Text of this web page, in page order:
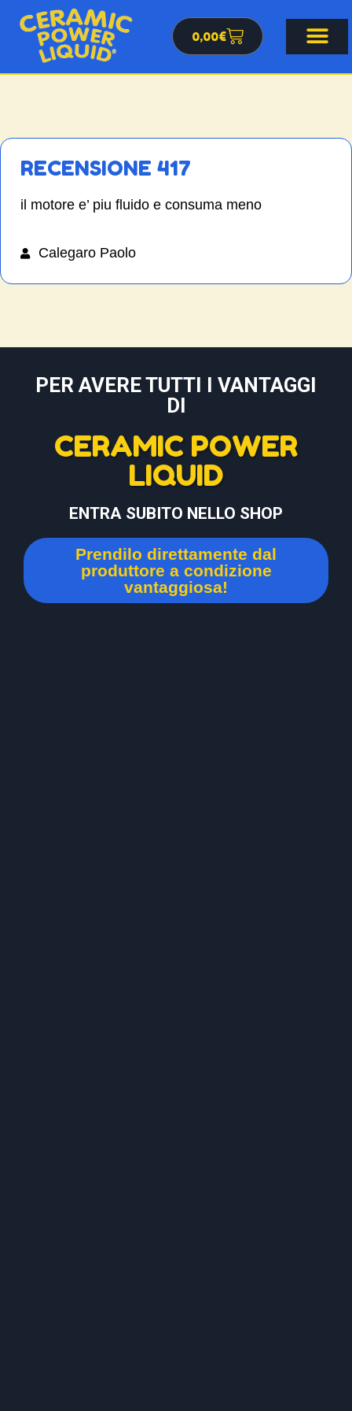
0,00€
RECENSIONE 417
il motore e’ piu fluido e consuma meno
Calegaro Paolo
PER AVERE TUTTI I VANTAGGI
DI
CERAMIC POWER
LIQUID
ENTRA SUBITO NELLO SHOP
Prendilo direttamente dal
produttore a condizione
vantaggiosa!